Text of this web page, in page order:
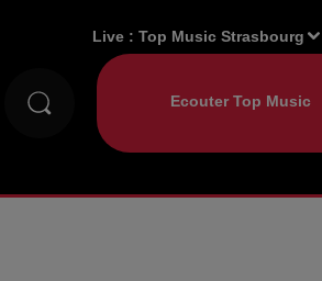
Live :Top Music Strasbourg